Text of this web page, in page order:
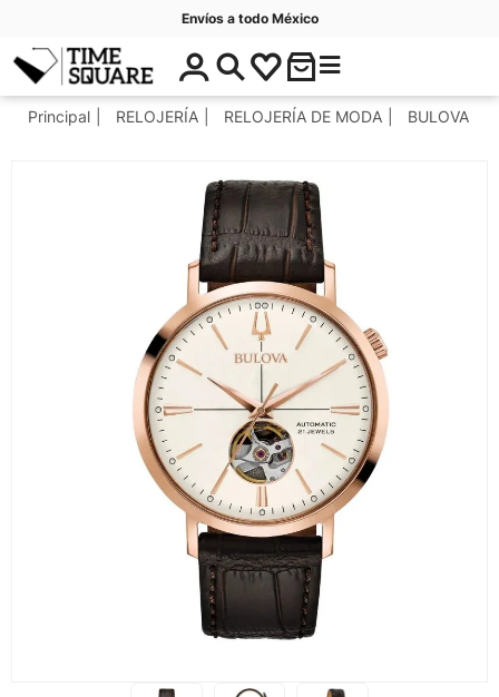
Envíos a todo México
Timesquare
$
0
.
C
t
r
í
a
Principal RELOJERÍA RELOJERÍA DE MODA BULOVA